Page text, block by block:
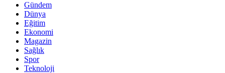
Gündem
Dünya
Eğitim
Ekonomi
Magazin
Sağlık
Spor
Teknoloji